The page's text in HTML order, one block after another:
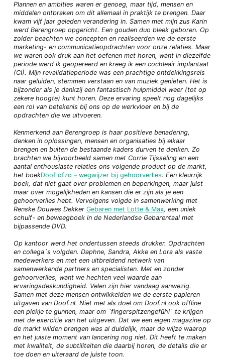
Plannen en ambities waren er genoeg, maar tijd, mensen en
middelen ontbraken om dit allemaal in praktijk te brengen. Daar
kwam vijf jaar geleden verandering in. Samen met mijn zus Karin
werd Berengroep opgericht. Een gouden duo bleek geboren. Op
zolder beachten we concepten en realiseerden we de eerste
marketing- en communicatieopdrachten voor onze relaties. Maar
we waren ook druk aan het oefenen met horen, want in diezelfde
periode werd ik geopereerd en kreeg ik een cochleair implantaat
(CI). Mijn revalidatieperiode was een prachtige ontdekkingsreis
naar geluiden, stemmen verstaan en van muziek genieten. Het is
bijzonder als je dankzij een fantastisch hulpmiddel weer (tot op
zekere hoogte) kunt horen. Deze ervaring speelt nog dagelijks
een rol van betekenis bij ons op de werkvloer en bij de
opdrachten die we uitvoeren.
Kenmerkend aan Berengroep is haar positieve benadering,
denken in oplossingen, mensen en organisaties bij elkaar
brengen en buiten de bestaande kaders durven te denken. Zo
brachten we bijvoorbeeld samen met Corrie Tijsseling en een
aantal enthousiaste relaties ons volgende product op de markt,
het boekDoof ofzo – wegwijzer bij gehoorverlies. Een kleurrijk
boek, dat niet gaat over problemen en beperkingen, maar juist
maar over mogelijkheden en kansen die er zijn als je een
gehoorverlies hebt. Vervolgens volgde in samenwerking met
Renske Douwes Dekker Gebaren met Lotte & Max, een uniek
schuif- en beweegboek in de Nederlandse Gebarentaal met
bijpassende DVD.
Op kantoor werd het ondertussen steeds drukker. Opdrachten
en collega`s volgden. Daphne, Sandra, Akke en Lora als vaste
medewerkers en met een uitbreidend netwerk van
samenwerkende partners en specialisten. Met en zonder
gehoorverlies, want we hechten veel waarde aan
ervaringsdeskundigheid. Velen zijn hier vandaag aanwezig.
Samen met deze mensen ontwikkelden we de eerste papieren
uitgaven van Doof.nl. Niet met als doel om Doof.nl ook offline
een plekje te gunnen, maar om `fingerspitzengefühl` te krijgen
met de exercitie van het uitgeven. Dat we een eigen magazine op
de markt wilden brengen was al duidelijk, maar de wijze waarop
en het juiste moment van lancering nog niet. Dit heeft te maken
met kwaliteit, de subtiliteiten die daarbij horen, de details die er
toe doen en uiteraard de juiste toon.